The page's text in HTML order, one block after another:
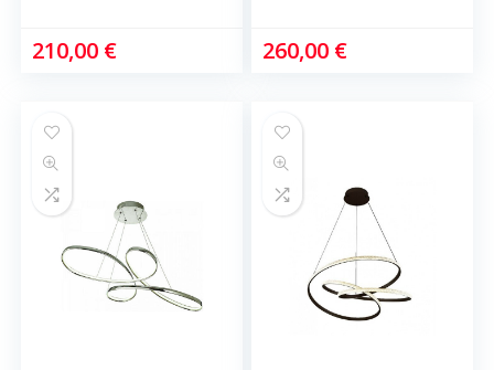
BL
210,00 €
GL
260,00 €